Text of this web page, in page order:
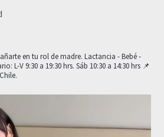
en tu rol de madre. Lactancia - Bebé -
L-V 9:30 a 19:30 hrs. Sáb 10:30 a 14:30 hrs 📌